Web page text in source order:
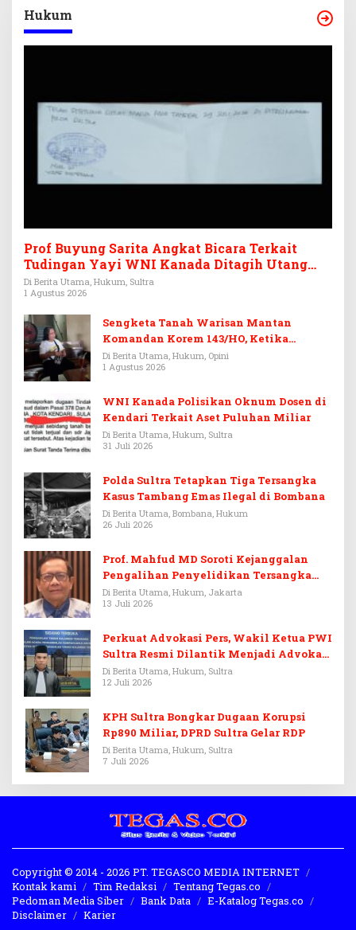
Hukum
Prof Buyung Sarita Angkat Bicara Terkait
Tudingan Yayi WNI Kanada Ditagih Utang
Rp3,6 Miliar
Di Berita Utama, Hukum, Sultra
1 Agustus 2026
Sengketa Tanah Warisan Mantan
Komandan Korem 143/HO, Ketika
Warisan Menjadi Arena Pemerasan
Di Berita Utama, Hukum, Opini
1 Agustus 2026
WNI Kanada Polisikan Oknum Dosen di
Kendari Terkait Aset Puluhan Miliar
Di Berita Utama, Hukum, Sultra
31 Juli 2026
Polda Sultra Tetapkan Tiga Tersangka
Kasus Tambang Emas Ilegal di Bombana
Di Berita Utama, Bombana, Hukum
26 Juli 2026
Prof. Mahfud MD Soroti Kejanggalan
Pengalihan Penyelidikan Tersangka
Febrie Adriansyah
Di Berita Utama, Hukum, Jakarta
13 Juli 2026
Perkuat Advokasi Pers, Wakil Ketua PWI
Sultra Resmi Dilantik Menjadi Advokat
PERADI
Di Berita Utama, Hukum, Sultra
12 Juli 2026
KPH Sultra Bongkar Dugaan Korupsi
Rp890 Miliar, DPRD Sultra Gelar RDP
Di Berita Utama, Hukum, Sultra
7 Juli 2026
Copyright © 2014 - 2026 PT. TEGASCO MEDIA INTERNET
Kontak kami
Tim Redaksi
Tentang Tegas.co
Pedoman Media Siber
Bank Data
E-Katalog Tegas.co
Disclaimer
Karier